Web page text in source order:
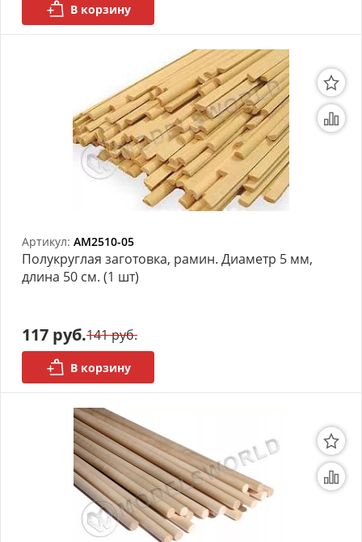
Донышки для вязания
Деревянные шкатулки
Инструмент
Нестандартные заготовки
Новогодние изделия
Дерево БАЛЬЗА и
Авиационная фанера
Модели из ФП смолы
Детские товары
В корзину
Артикул: AM2510-05
Полукруглая заготовка, рамин. Диаметр 5 мм,
длина 50 см. (1 шт)
117 руб.141 руб.
В корзину